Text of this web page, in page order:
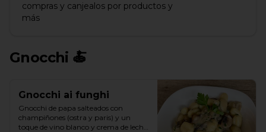
compras y canjealos por productos y
más
Gnocchi 🍝
Gnocchi ai funghi
Gnocchi de papa salteados con
champiñones (ostra y paris) y un
toque de vino blanco y crema de leche,